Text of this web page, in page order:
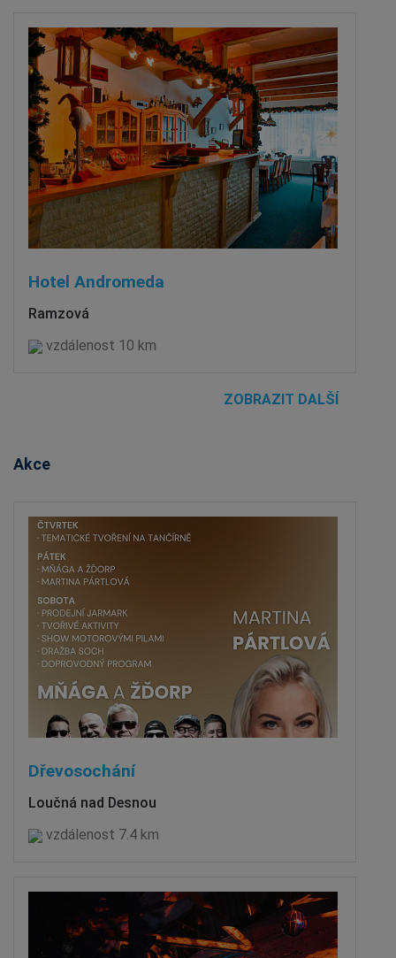
Hotel Andromeda
Ramzová
vzdálenost 10 km
ZOBRAZIT DALŠÍ
Akce
Dřevosochání
Loučná nad Desnou
vzdálenost 7.4 km